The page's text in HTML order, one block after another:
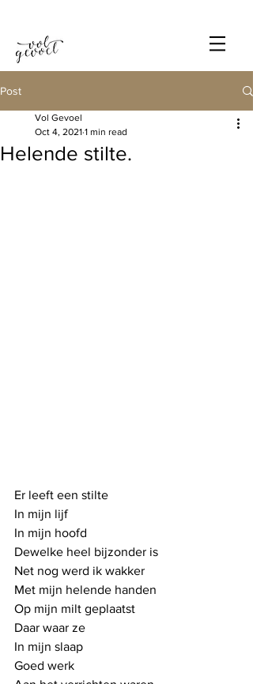
Post
Helende stilte.
Vol Gevoel
Oct 4, 2021 1 min read
Er leeft een stilte
In mijn lijf
In mijn hoofd
Dewelke heel bijzonder is
Net nog werd ik wakker
Met mijn helende handen
Op mijn milt geplaatst
Daar waar ze
In mijn slaap
Goed werk